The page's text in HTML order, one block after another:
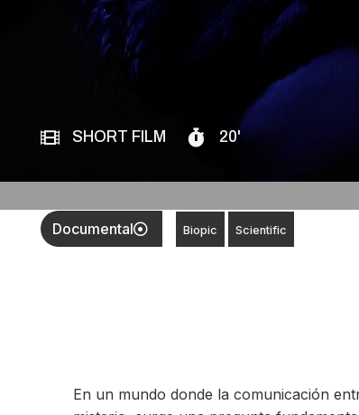
SHORT FILM 20'
Documental Biopic Scientific
En un mundo donde la comunicación